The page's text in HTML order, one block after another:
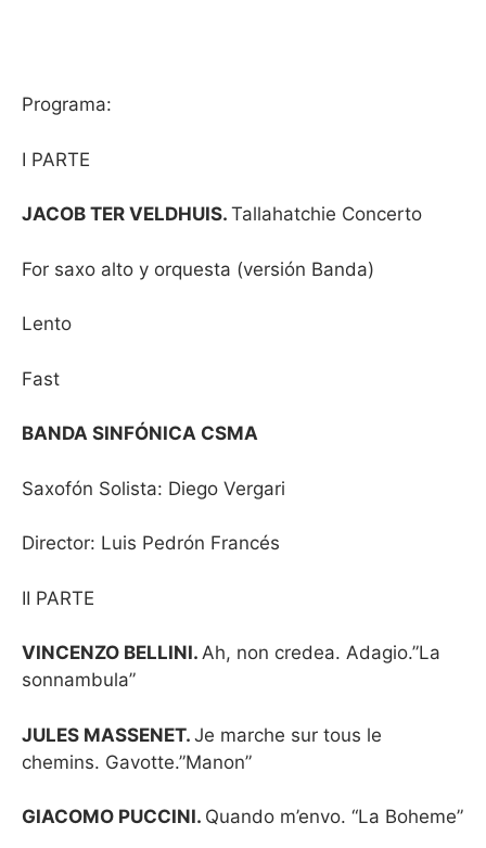
Programa:
I PARTE
JACOB TER VELDHUIS. Tallahatchie Concerto
For saxo alto y orquesta (versión Banda)
Lento
Fast
BANDA SINFÓNICA CSMA
Saxofón Solista: Diego Vergari
Director: Luis Pedrón Francés
II PARTE
VINCENZO BELLINI. Ah, non credea. Adagio.”La
sonnambula”
JULES MASSENET. Je marche sur tous le
chemins. Gavotte.”Manon”
GIACOMO PUCCINI. Quando m’envo. “La Boheme”